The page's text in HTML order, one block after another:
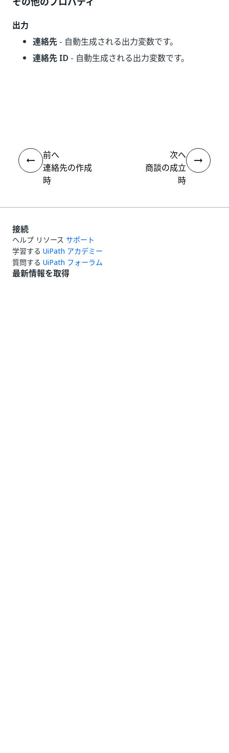
出力
連絡先 - 自動生成される出力変数です。
連絡先 ID - 自動生成される出力変数です。
前へ
連絡先の作成
時
次へ
商談の成立
時
接続
ヘルプ リソース サポート
学習する UiPath アカデミー
質問する UiPath フォーラム
最新情報を取得